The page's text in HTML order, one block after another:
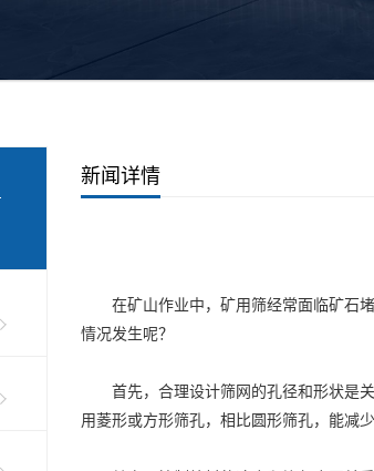
新闻详情
在矿山作业中，矿用筛经常面临矿石堵
情况发生呢？
首先，合理设计筛网的孔径和形状是关
用菱形或方形筛孔，相比圆形筛孔，能减